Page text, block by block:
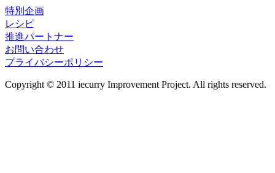
特別企画
レシピ
推進パートナー
お問い合わせ
プライバシーポリシー
Copyright © 2011 iecurry Improvement Project. All rights reserved.